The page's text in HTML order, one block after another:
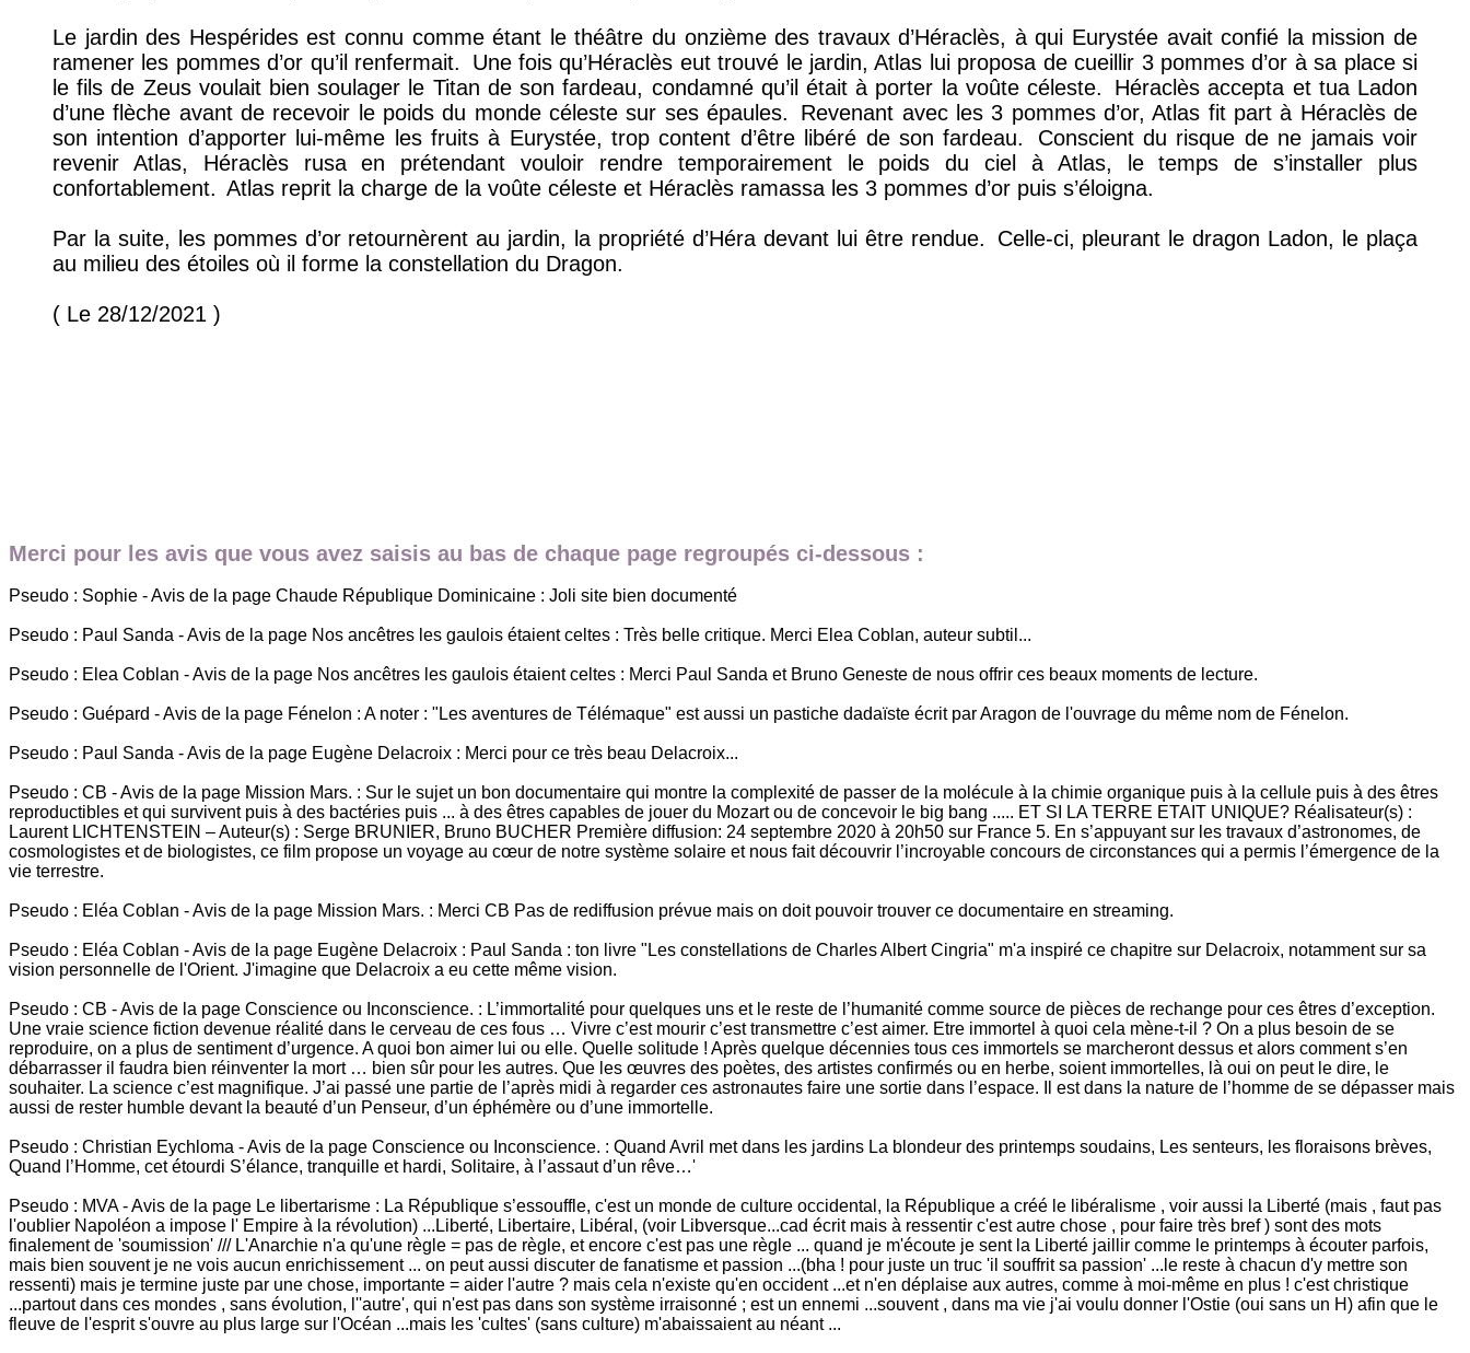
Le jardin des Hespérides est connu comme étant le théâtre du onzième des travaux d’Héraclès, à qui Eurystée avait confié la mission de
ramener les pommes d’or qu’il renfermait.
Une fois qu’Héraclès eut trouvé le jardin, Atlas lui proposa de cueillir 3 pommes d’or à sa place si
le fils de Zeus voulait bien soulager le Titan de son fardeau, condamné qu’il était à porter la voûte céleste.
Héraclès accepta et tua Ladon
d’une flèche avant de recevoir le poids du monde céleste sur ses épaules.
Revenant avec les 3 pommes d’or, Atlas fit part à Héraclès de
son intention d’apporter lui-même les fruits à Eurystée, trop content d’être libéré de son fardeau.
Conscient du risque de ne jamais voir
revenir Atlas, Héraclès rusa en prétendant vouloir rendre temporairement le poids du ciel à Atlas, le temps de s’installer plus
confortablement. Atlas reprit la charge de la voûte céleste et Héraclès ramassa les 3 pommes d’or puis s’éloigna.
Par la suite, les pommes d’or retournèrent au jardin, la propriété d’Héra devant lui être rendue.
Celle-ci, pleurant le dragon Ladon, le plaça
au milieu des étoiles où il forme la constellation du Dragon.
( Le 28/12/2021 )
Merci pour les avis que vous avez saisis au bas de chaque page regroupés ci-dessous :
Pseudo : Sophie - Avis de la page Chaude République Dominicaine : Joli site bien documenté
Pseudo : Paul Sanda - Avis de la page Nos ancêtres les gaulois étaient celtes : Très belle critique. Merci Elea Coblan, auteur subtil...
Pseudo : Elea Coblan - Avis de la page Nos ancêtres les gaulois étaient celtes : Merci Paul Sanda et Bruno Geneste de nous offrir ces beaux moments de lecture.
Pseudo : Guépard - Avis de la page Fénelon : A noter : "Les aventures de Télémaque" est aussi un pastiche dadaïste écrit par Aragon de l'ouvrage du même nom de Fénelon.
Pseudo : Paul Sanda - Avis de la page Eugène Delacroix : Merci pour ce très beau Delacroix...
Pseudo : CB - Avis de la page Mission Mars. : Sur le sujet un bon documentaire qui montre la complexité de passer de la molécule à la chimie organique puis à la cellule puis à des êtres
reproductibles et qui survivent puis à des bactéries puis ... à des êtres capables de jouer du Mozart ou de concevoir le big bang ..... ET SI LA TERRE ETAIT UNIQUE? Réalisateur(s) :
Laurent LICHTENSTEIN – Auteur(s) : Serge BRUNIER, Bruno BUCHER Première diffusion: 24 septembre 2020 à 20h50 sur France 5. En s’appuyant sur les travaux d’astronomes, de
cosmologistes et de biologistes, ce film propose un voyage au cœur de notre système solaire et nous fait découvrir l’incroyable concours de circonstances qui a permis l’émergence de la
vie terrestre.
Pseudo : Eléa Coblan - Avis de la page Mission Mars. : Merci CB Pas de rediffusion prévue mais on doit pouvoir trouver ce documentaire en streaming.
Pseudo : Eléa Coblan - Avis de la page Eugène Delacroix : Paul Sanda : ton livre "Les constellations de Charles Albert Cingria" m'a inspiré ce chapitre sur Delacroix, notamment sur sa
vision personnelle de l'Orient. J'imagine que Delacroix a eu cette même vision.
Pseudo : CB - Avis de la page Conscience ou Inconscience. : L’immortalité pour quelques uns et le reste de l’humanité comme source de pièces de rechange pour ces êtres d’exception.
Une vraie science fiction devenue réalité dans le cerveau de ces fous … Vivre c’est mourir c’est transmettre c’est aimer. Etre immortel à quoi cela mène-t-il ? On a plus besoin de se
reproduire, on a plus de sentiment d’urgence. A quoi bon aimer lui ou elle. Quelle solitude ! Après quelque décennies tous ces immortels se marcheront dessus et alors comment s’en
débarrasser il faudra bien réinventer la mort … bien sûr pour les autres. Que les œuvres des poètes, des artistes confirmés ou en herbe, soient immortelles, là oui on peut le dire, le
souhaiter. La science c’est magnifique. J’ai passé une partie de l’après midi à regarder ces astronautes faire une sortie dans l’espace. Il est dans la nature de l’homme de se dépasser mais
aussi de rester humble devant la beauté d’un Penseur, d’un éphémère ou d’une immortelle.
Pseudo : Christian Eychloma - Avis de la page Conscience ou Inconscience. : Quand Avril met dans les jardins La blondeur des printemps soudains, Les senteurs, les floraisons brèves,
Quand l’Homme, cet étourdi S’élance, tranquille et hardi, Solitaire, à l’assaut d’un rêve…'
Pseudo : MVA - Avis de la page Le libertarisme : La République s’essouffle, c'est un monde de culture occidental, la République a créé le libéralisme , voir aussi la Liberté (mais , faut pas
l'oublier Napoléon a impose l' Empire à la révolution) ...Liberté, Libertaire, Libéral, (voir Libversque...cad écrit mais à ressentir c'est autre chose , pour faire très bref ) sont des mots
finalement de 'soumission' /// L'Anarchie n'a qu'une règle = pas de règle, et encore c'est pas une règle ... quand je m'écoute je sent la Liberté jaillir comme le printemps à écouter parfois,
mais bien souvent je ne vois aucun enrichissement ... on peut aussi discuter de fanatisme et passion ...(bha ! pour juste un truc 'il souffrit sa passion' ...le reste à chacun d'y mettre son
ressenti) mais je termine juste par une chose, importante = aider l'autre ? mais cela n'existe qu'en occident ...et n'en déplaise aux autres, comme à moi-même en plus ! c'est christique
...partout dans ces mondes , sans évolution, l''autre', qui n'est pas dans son système irraisonné ; est un ennemi ...souvent , dans ma vie j'ai voulu donner l'Ostie (oui sans un H) afin que le
fleuve de l'esprit s'ouvre au plus large sur l'Océan ...mais les 'cultes' (sans culture) m'abaissaient au néant ...